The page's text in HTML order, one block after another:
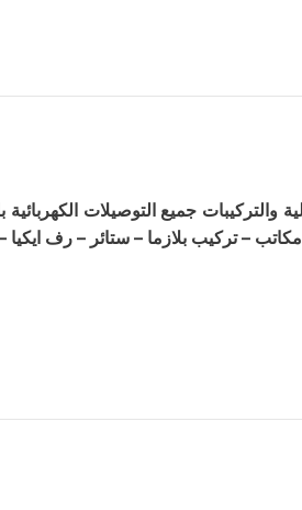
والتركيبات جميع التوصيلات
– رف ايكيا – ثريا – سبوت لايت | خدمة 24 ساعة بجميع